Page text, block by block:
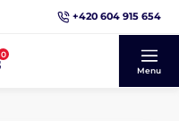
+420 604 915 654
0
Menu